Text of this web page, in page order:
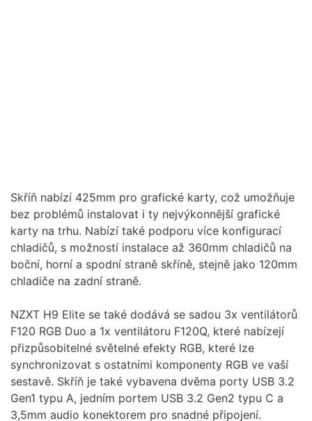
Skříň nabízí 425mm pro grafické karty, což umožňuje
bez problémů instalovat i ty nejvýkonnější grafické
karty na trhu. Nabízí také podporu více konfigurací
chladičů, s možností instalace až 360mm chladičů na
boční, horní a spodní straně skříně, stejně jako 120mm
chladiče na zadní straně.
NZXT H9 Elite se také dodává se sadou 3x ventilátorů
F120 RGB Duo a 1x ventilátoru F120Q, které nabízejí
přizpůsobitelné světelné efekty RGB, které lze
synchronizovat s ostatními komponenty RGB ve vaší
sestavě. Skříň je také vybavena dvěma porty USB 3.2
Gen1 typu A, jedním portem USB 3.2 Gen2 typu C a
3,5mm audio konektorem pro snadné připojení.